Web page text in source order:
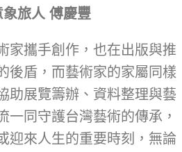
象旅人 傅慶豐
家攜手創作，也在出版與推
後盾，而藝術家的家屬同樣
助展覽籌辦、資料整理與藝
一同守護台灣藝術的傳承，
迎來人生的重要時刻，無論